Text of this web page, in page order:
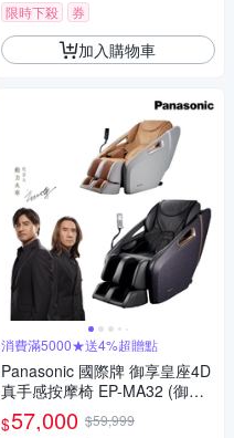
限時下殺
券
加入購物車
消費滿5000★送4%超贈點
Panasonic 國際牌 御享皇座4D
真手感按摩椅 EP-MA32 (御制4
D妙手機芯+新五感技術)
$57,000 $59,999